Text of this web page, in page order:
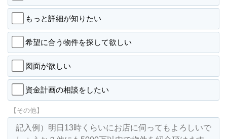
もっと詳細が知りたい
希望に合う物件を探して欲しい
図面が欲しい
資金計画の相談をしたい
【その他】